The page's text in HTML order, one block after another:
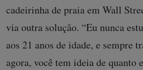
cadeirinha de praia em Wall
via outra solução. “Eu nunca
aos 21 anos de idade, e sempre
agora, você tem ideia de quanto